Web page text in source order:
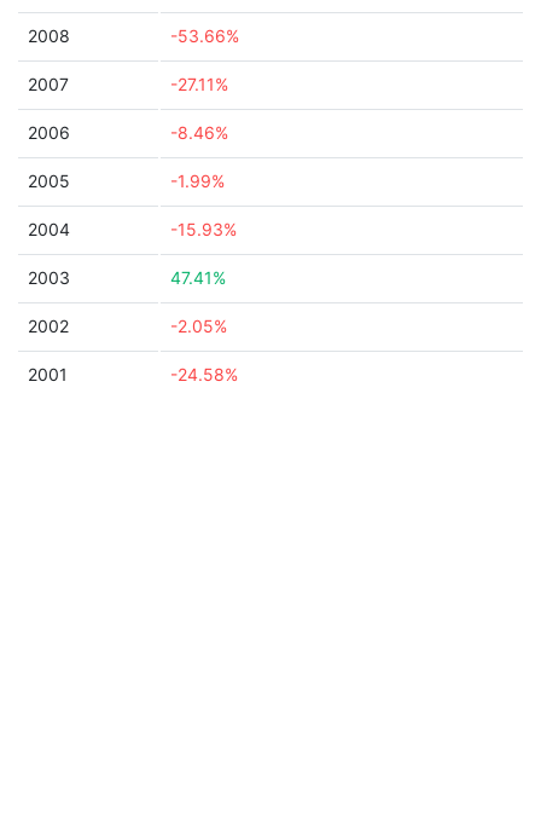
2008 -53.66%
2007 -27.11%
2006 -8.46%
2005 -1.99%
2004 -15.93%
2003 47.41%
2002 -2.05%
2001 -24.58%